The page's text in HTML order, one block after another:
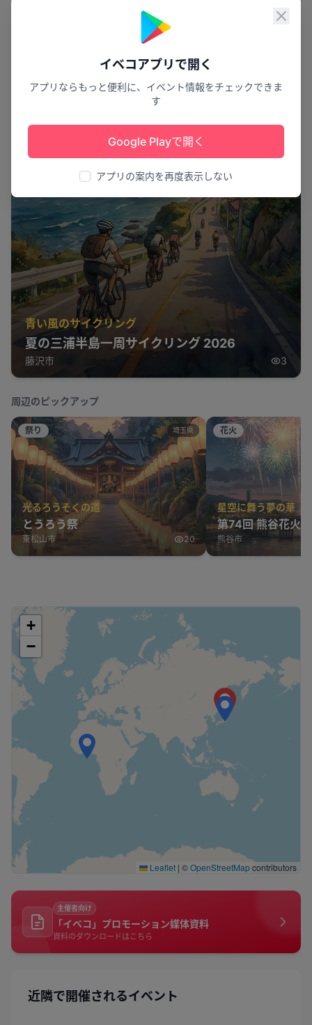
閉じ
イベコアプリで開く
アプリならもっと便利に、イベント情報をチェックできま
す
Google Playで開く
アプリの案内を再度表示しない
青い風のサイクリング
夏の三浦半島一周サイクリング 2026
藤沢市 3
周辺のピックアップ
祭り 埼玉県
光るろうそくの道
とうろう祭
東松山市 20
花火
星空に舞う夢の華
第74回 熊谷花火
熊谷市
+
−
Leaflet | ©OpenStreetMapcontributors
主催者向け
「イベコ」プロモーション媒体資料
資料のダウンロードはこちら
近隣で開催されるイベント